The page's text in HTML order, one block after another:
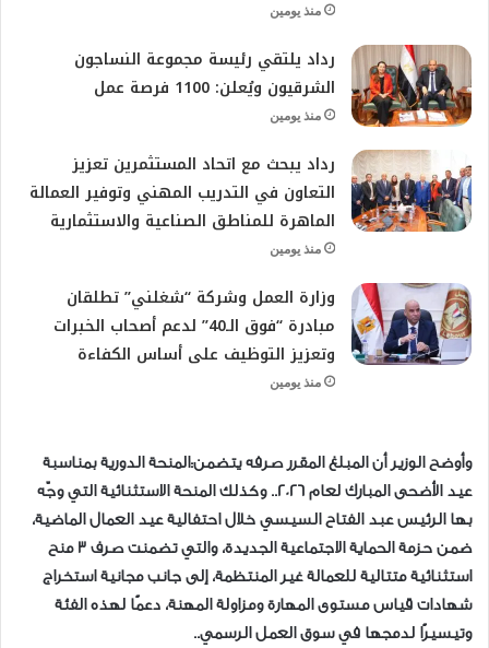
منذ يومين
رداد يلتقي رئيسة مجموعة النساجون
الشرقيون ويُعلن: 1100 فرصة عمل
منذ يومين
رداد يبحث مع اتحاد المستثمرين تعزيز
التعاون في التدريب المهني وتوفير العمالة
الماهرة للمناطق الصناعية والاستثمارية
منذ يومين
وزارة العمل وشركة “شغلني” تطلقان
مبادرة “فوق الـ40” لدعم أصحاب الخبرات
وتعزيز التوظيف على أساس الكفاءة
منذ يومين
وأوضح الوزير أن المبلغ المقرر صرفه يتضمن:المنحة الدورية بمناسبة
عيد الأضحى المبارك لعام 2026.. وكذلك المنحة الاستثنائية التي وجّه
بها الرئيس عبد الفتاح السيسي خلال احتفالية عيد العمال الماضية،
ضمن حزمة الحماية الاجتماعية الجديدة، والتي تضمنت صرف 3 منح
استثنائية متتالية للعمالة غير المنتظمة، إلى جانب مجانية استخراج
شهادات قياس مستوى المهارة ومزاولة المهنة، دعمًا لهذه الفئة
وتيسيرًا لدمجها في سوق العمل الرسمي..